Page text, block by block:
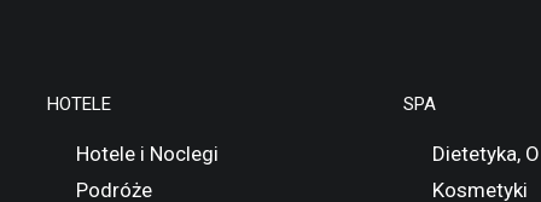
HOTELE
Hotele i Noclegi
Podróże
SPA
Dietetyka,
Kosmetyki